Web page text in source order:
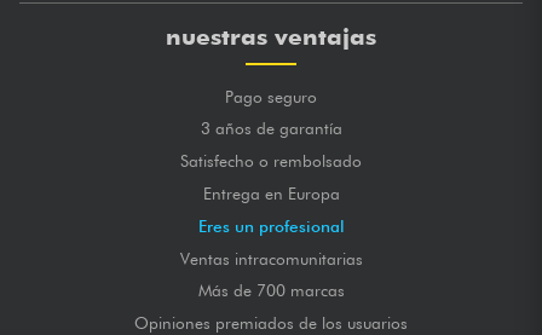
nuestras ventajas
Pago seguro
3 años de garantía
Satisfecho o rembolsado
Entrega en Europa
Eres un profesional
Ventas intracomunitarias
Más de 700 marcas
Opiniones premiados de los usuarios